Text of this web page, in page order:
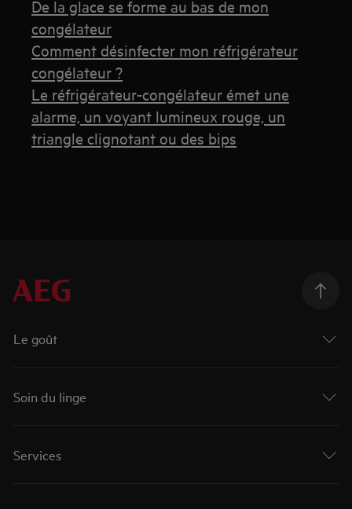
De la glace se forme au bas de mon
congélateur
Comment désinfecter mon réfrigérateur
congélateur ?
Le réfrigérateur-congélateur émet une
alarme, un voyant lumineux rouge, un
triangle clignotant ou des bips
Le goût
Soin du linge
Services